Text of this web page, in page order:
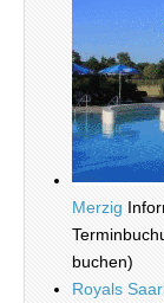
Merzig
buchen)
Royals